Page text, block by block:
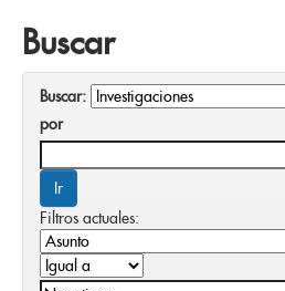
Buscar
Buscar:
por
Filtros actuales: